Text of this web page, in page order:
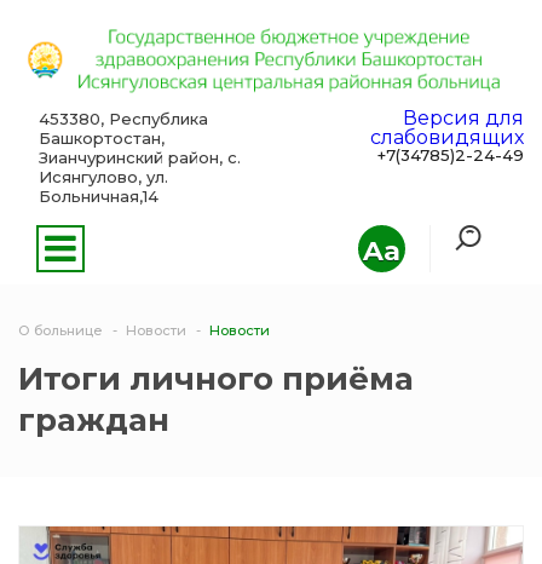
Aa
453380, Республика
Башкортостан,
Зианчуринский район, с.
Исянгулово, ул.
Больничная,14
Версия для
слабовидящих
+7(34785)2-24-49
О больнице Новости Новости
Итоги личного приёма
граждан